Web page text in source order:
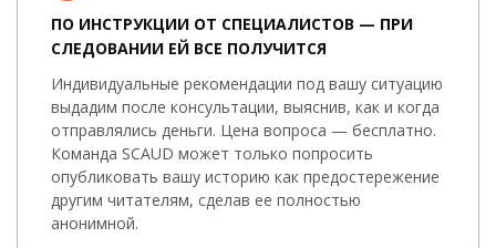
ПО ИНСТРУКЦИИ ОТ СПЕЦИАЛИСТОВ — ПРИ
СЛЕДОВАНИИ ЕЙ ВСЕ ПОЛУЧИТСЯ
Индивидуальные рекомендации под вашу ситуацию
выдадим после консультации, выяснив, как и когда
отправлялись деньги. Цена вопроса — бесплатно.
Команда SCAUD может только попросить
опубликовать вашу историю как предостережение
другим читателям, сделав ее полностью
анонимной.